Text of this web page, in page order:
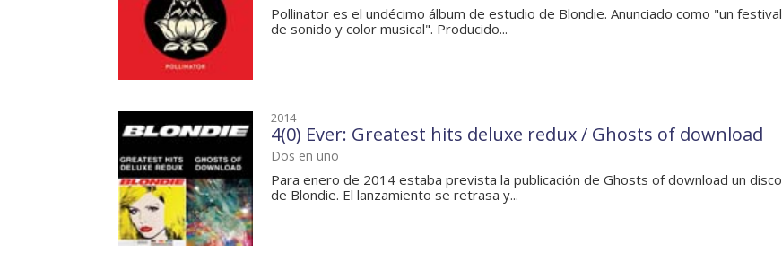
Pollinator es el undécimo álbum de estudio de Blondie. Anunciado como "un festival
de sonido y color musical". Producido...
2014
4(0) Ever: Greatest hits deluxe redux / Ghosts of download
Dos en uno
Para enero de 2014 estaba prevista la publicación de Ghosts of download un disco
de Blondie. El lanzamiento se retrasa y...